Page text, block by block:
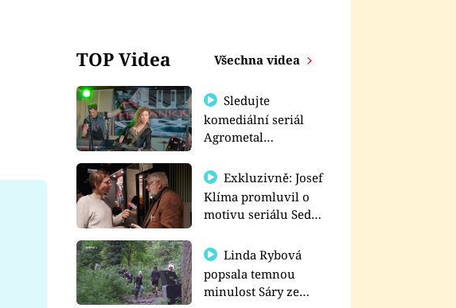
TOP Videa Všechna videa
Sledujte
komediální seriál
Agrometal
prima+
Exkluzivně: Josef
Klíma promluvil o
motivu seriálu Sedm
Linda Rybová
popsala temnou
minulost Sáry ze